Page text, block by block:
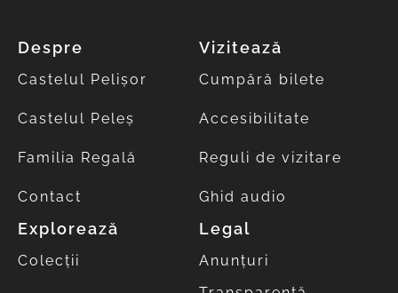
Despre
Castelul Pelișor
Castelul Peleș
Familia Regală
Contact
Vizitează
Cumpără bilete
Accesibilitate
Reguli de vizitare
Ghid audio
Explorează
Colecții
Legal
Anunțuri